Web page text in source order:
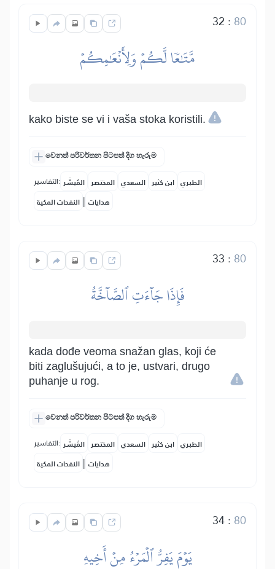
32 : 80
مَّتَٰعٗا لَّكُمۡ وَلِأَنۡعَٰمِكُمۡ
kako biste se vi i vaša stoka koristili.
වෙනත් පරිවර්තන පිටපත් දිග හැරුම
التفاسير: المُيسَّر المختصر السعدي ابن كثير الطبري
النفحات المكية | هدايات
33 : 80
فَإِذَا جَآءَتِ ٱلصَّآخَّةُ
kada dođe veoma snažan glas, koji će
biti zaglušujući, a to je, ustvari, drugo
puhanje u rog.
වෙනත් පරිවර්තන පිටපත් දිග හැරුම
التفاسير: المُيسَّر المختصر السعدي ابن كثير الطبري
النفحات المكية | هدايات
34: 80
يَوۡمَ يَفِرُّ ٱلۡمَرۡءُ مِنۡ أَخِيهِ